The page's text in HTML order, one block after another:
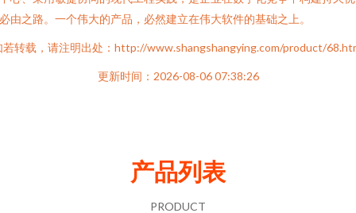
由之路。一个伟大的产品，必然建立在伟大软件的基础之上。
若转载，请注明出处：http://www.shangshangying.com/product/
更新时间：2026-08-06 07:38:26
产品列表
PRODUCT